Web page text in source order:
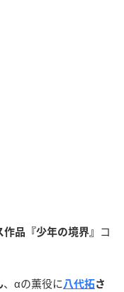
作品『少年の境界』
コ
、αの薫役に 八代拓さ